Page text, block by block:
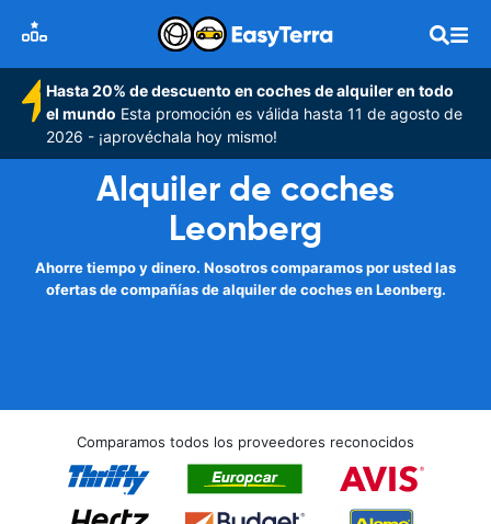
Hasta 20% de descuento en coches de alquiler en todo
el mundo Esta promoción es válida hasta 11 de agosto de
2026 - ¡aprovéchala hoy mismo!
Alquiler de coches
Leonberg
Ahorre tiempo y dinero. Nosotros comparamos por usted las
ofertas de compañías de alquiler de coches en Leonberg.
Comparamos todos los proveedores reconocidos